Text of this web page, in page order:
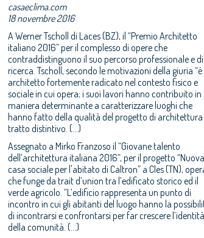
casaeclima.com
18 novembre 2016
A Werner Tscholl di Laces (BZ), il “Premio Architetto
italiano 2016” per il complesso di opere che
contraddistinguono il suo percorso professionale e di
ricerca. Tscholl, secondo le motivazioni della giuria “è
architetto fortemente radicato nel contesto fisico e
sociale in cui opera; i suoi lavori hanno contribuito in
maniera determinante a caratterizzare luoghi che
hanno fatto della qualità del progetto di architettura
tratto distintivo. (...)
Assegnato a Mirko Franzoso il “Giovane talento
dell’architettura italiana 2016”, per il progetto “Nuova
casa sociale per l'abitato di Caltron” a Cles (TN),
che funge da trait d’union tra l’edificato storico ed il
verde agricolo. “L’edificio rappresenta un punto di
incontro in cui gli abitanti del luogo hanno la
di incontrarsi e confrontarsi per far crescere l’identità
della comunità. (...)